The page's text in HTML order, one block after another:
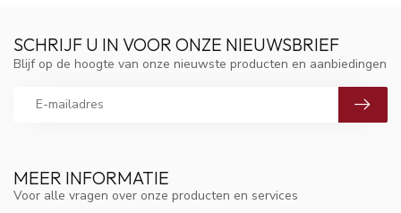
MEER INFORMATIE
Voor alle vragen over onze producten en services
SCHRIJF U IN VOOR ONZE NIEUWSBRIEF
Blijf op de hoogte van onze nieuwste producten en aanbiedingen